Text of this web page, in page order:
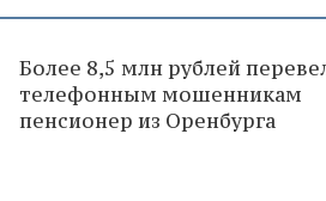
Более 8,5 млн рублей
телефонным мошенникам
пенсионер из Оренбурга